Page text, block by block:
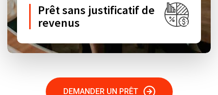
Prêt sans justificatif de
revenus
DEMANDER UN PRÊT